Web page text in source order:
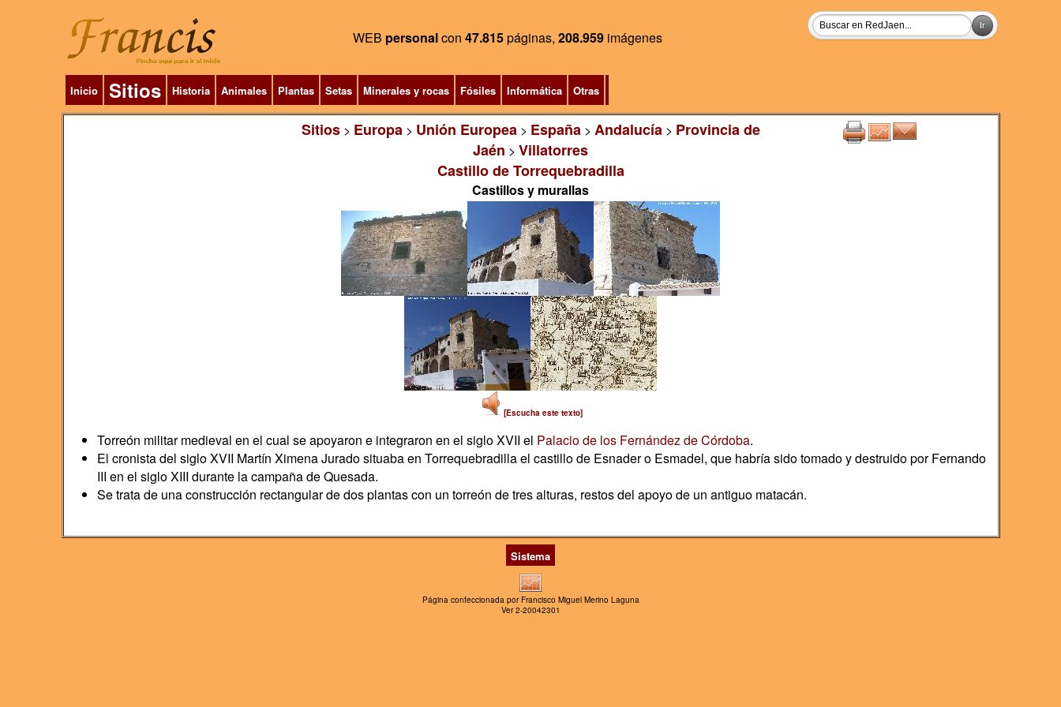
WEB personalcon 47.815páginas, 208.959 imágenes
Inicio Sitios Historia Animales Plantas Setas Minerales y rocas Fósiles Informática Otras
Sitios> Europa> Unión Europea> España> Andalucía> Provincia de
Jaén > Villatorres
Castillo de Torrequebradilla
Castillos y murallas
[Escucha este texto]
Torreón militar medieval en el cual se apoyaron e integraron en el siglo XVII el Palacio de los Fernández de Córdoba.
El cronista del siglo XVII Martín Ximena Jurado situaba en Torrequebradilla el castillo de Esnader o Esmadel, que habría sido tomado y destruido por Fernando
III en el siglo XIII durante la campaña de Quesada.
Se trata de una construcción rectangular de dos plantas con un torreón de tres alturas, restos del apoyo de un antiguo matacán.
Sistema
Página confeccionada por Francisco Miguel Merino Laguna
Ver 2-20042301